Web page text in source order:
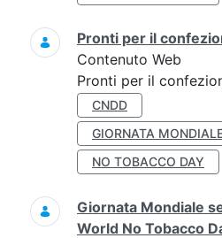
Pronti per il
Contenuto Web
Pronti per il
CNDD
GIORNATA
NO TOBACCO DAY
Giornata Mondiale
World No Tobacco